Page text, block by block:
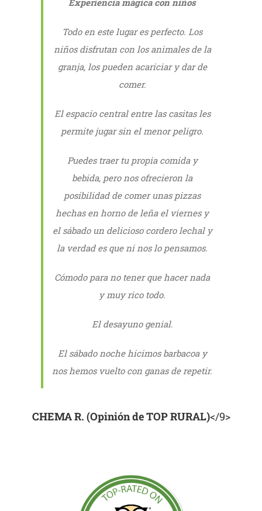
Todo en este lugar es perfecto. Los
niños disfrutan con los animales de la
granja, los pueden acariciar y dar de
comer.
El espacio central entre las casitas les
permite jugar sin el menor peligro.
Puedes traer tu propia comida y
bebida, pero nos ofrecieron la
posibilidad de comer unas pizzas
hechas en horno de leña el viernes y
el sábado un delicioso cordero lechal y
la verdad es que ni nos lo pensamos.
Cómodo para no tener que hacer nada
y muy rico todo.
El desayuno genial.
El sábado noche hicimos barbacoa y
nos hemos vuelto con ganas de repetir.
CHEMA R. (Opinión de TOP RURAL)</9>